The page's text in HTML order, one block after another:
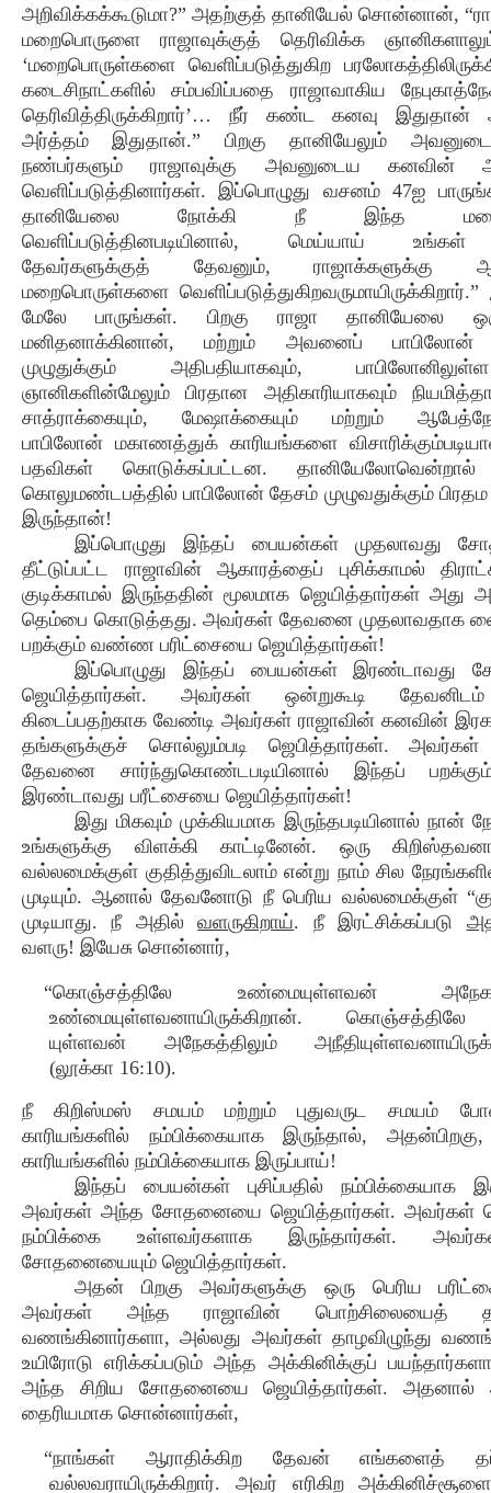
அறிவிக்கக்கூடுமா?” அதற்குத் தானியேல் சொன்னான்,
மறைபொருளை ராஜாவுக்குத் தெரிவிக்க
‘மறைபொருள்களை வெளிப்படுத்துகிற
கடைசிநாட்களில் சம்பவிப்பதை ராஜாவாகிய
தெரிவித்திருக்கிறார்’… நீர் கண்ட கனவு
அர்த்தம் இதுதான்.” பிறகு தானியேலும்
நண்பர்களும் ராஜாவுக்கு அவனுடைய கனவின்
வெளிப்படுத்தினார்கள். இப்பொழுது வசனம் 47ஐ
தானியேலை நோக்கி நீ இந்த
வெளிப்படுத்தினபடியினால், மெய்யாய்
தேவர்களுக்குத் தேவனும், ராஜாக்களுக்கு
மறைபொருள்களை
மேலே பாருங்கள். பிறகு ராஜா தானியேலை
மனிதனாக்கினான், மற்றும் அவனைப் பாபிலோன்
முழுதுக்கும் அதிபதியாகவும்,
ஞானிகளின்மேலும் பிரதான அதிகாரியாகவும்
சாத்ராக்கையும், மேஷாக்கையும் மற்றும்
பாபிலோன் மகாணத்துக் காரியங்களை
பதவிகள் கொடுக்கப்பட்டன. தானியேலோவென்றால்
கொலுமண்டபத்தில் பாபிலோன் தேசம் முழுவதுக்கும் பிரதம
இருந்தான்!
இப்பொழுது இந்தப் பையன்கள் முதலாவது
தீட்டுப்பட்ட ராஜாவின் ஆகாரத்தைப் புசிக்காமல்
குடிக்காமல் இருந்ததின் மூலமாக ஜெயித்தார்கள் அது
தெம்பை கொடுத்தது. அவர்கள் தேவனை முதலாவதாக
பறக்கும் வண்ண பரிட்சையை ஜெயித்தார்கள்!
இப்பொழுது இந்தப் பையன்கள் இரண்டாவது
ஜெயித்தார்கள். அவர்கள் ஒன்றுகூடி
கிடைப்பதற்காக வேண்டி அவர்கள் ராஜாவின் கனவின்
தங்களுக்குச் சொல்லும்படி ஜெபித்தார்கள். அவர்கள்
தேவனை சார்ந்துகொண்டபடியினால் இந்தப்
இரண்டாவது பரீட்சையை ஜெயித்தார்கள்!
இது மிகவும் முக்கியமாக இருந்தபடியினால் நான்
உங்களுக்கு விளக்கி காட்டினேன். ஒரு
வல்லமைக்குள் குதித்துவிடலாம் என்று நாம் சில
முடியும். ஆனால் தேவனோடு நீ பெரிய வல்லமைக்குள்
முடியாது. நீ அதில்வளருகிறாய். நீ இரட்சிக்கப்படு
வளரு! இயேசு சொன்னார்,
“கொஞ்சத்திலே உண்மையுள்ளவன்
உண்மையுள்ளவனாயிருக்கிறான்.
யுள்ளவன் அநேகத்திலும்
(லூக்கா 16:10).
நீ கிறிஸ்மஸ் சமயம் மற்றும் புதுவருட சமயம்
காரியங்களில் நம்பிக்கையாக இருந்தால்,
காரியங்களில் நம்பிக்கையாக இருப்பாய்!
இந்தப் பையன்கள் புசிப்பதில் நம்பிக்கையாக
அவர்கள் அந்த சோதனையை ஜெயித்தார்கள். அவர்கள்
நம்பிக்கை உள்ளவர்களாக இருந்தார்கள்.
சோதனையையும் ஜெயித்தார்கள்.
அதன் பிறகு அவர்களுக்கு ஒரு பெரிய
அவர்கள் அந்த ராஜாவின் பொற்சிலையைத்
வணங்கினார்களா, அல்லது அவர்கள் தாழவிழுந்து
உயிரோடு எரிக்கப்படும் அந்த அக்கினிக்குப்
அந்த சிறிய சோதனையை ஜெயித்தார்கள். அதனால்
தைரியமாக சொன்னார்கள்,
“நாங்கள் ஆராதிக்கிற தேவன் எங்களைத்
வல்லவராயிருக்கிறார். அவர் எரிகிற